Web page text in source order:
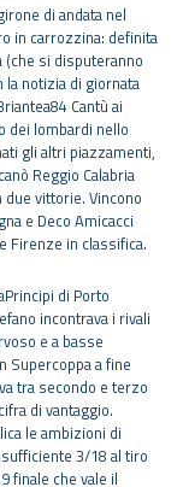
di andata nel
in carrozzina: definita
(che si disputeranno
notizia di giornata
Cantù ai
dei lombardi nello
gli altri piazzamenti,
Reggio Calabria
vittorie. Vincono
e Deco Amicacci
Firenze in classifica.
di Porto
incontrava i rivali
e a basse
Supercoppa a fine
tra secondo e terzo
di vantaggio.
le ambizioni di
3/18 al tiro
finale che vale il